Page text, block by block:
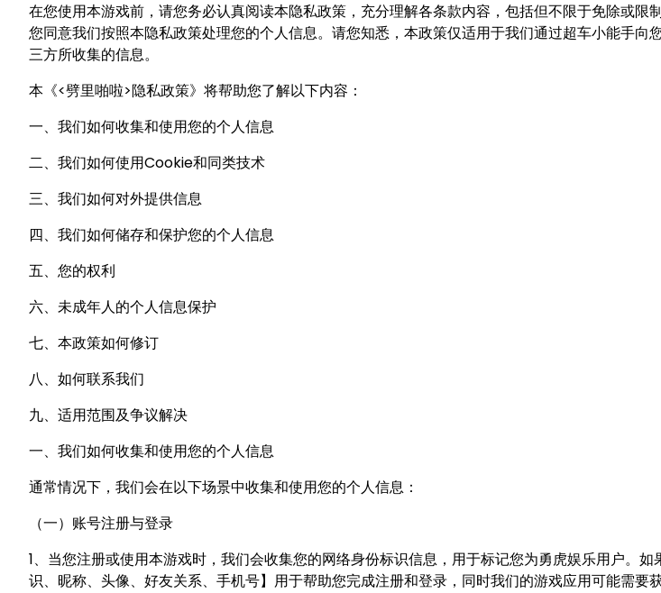
在您使用本游戏前，请您务必认真阅读本隐私政策，充分理解各条款内容，包括但不限于免除或
您同意我们按照本隐私政策处理您的个人信息。请您知悉，本政策仅适用于我们通过超车小能手
三方所收集的信息。
本《<劈里啪啦>隐私政策》将帮助您了解以下内容：
一、我们如何收集和使用您的个人信息
二、我们如何使用Cookie和同类技术
三、我们如何对外提供信息
四、我们如何储存和保护您的个人信息
五、您的权利
六、未成年人的个人信息保护
七、本政策如何修订
八、如何联系我们
九、适用范围及争议解决
一、我们如何收集和使用您的个人信息
通常情况下，我们会在以下场景中收集和使用您的个人信息：
（一）账号注册与登录
1、当您注册或使用本游戏时，我们会收集您的网络身份标识信息，用于标记您为勇虎娱乐用户
识、昵称、头像、好友关系、手机号】用于帮助您完成注册和登录，同时我们的游戏应用可能需要